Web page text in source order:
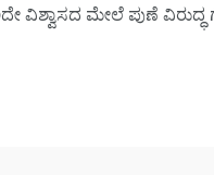
ವಿಶ್ವಾಸದ ಮೇಲೆ ಪುಣೆ ವಿರುದ್ಧ